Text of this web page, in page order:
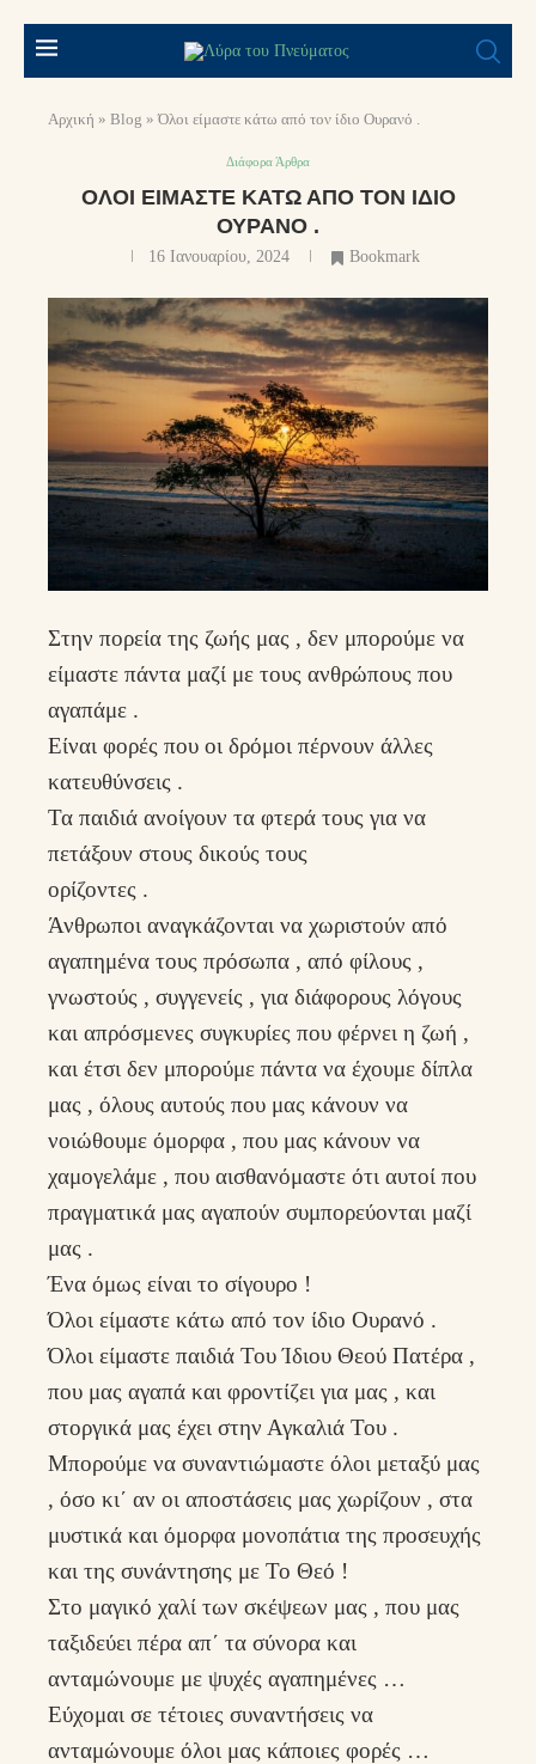
Αρχική » Blog »Όλοι είμαστε κάτω από τον ίδιο Ουρανό .
Διάφορα Άρθρα
ΌΛΟΙ ΕΊΜΑΣΤΕ ΚΆΤΩ ΑΠΌ ΤΟΝ ΊΔΙΟ
ΟΥΡΑΝΌ .
16 Ιανουαρίου, 2024 Bookmark
Στην πορεία της ζωής μας , δεν μπορούμε να
είμαστε πάντα μαζί με τους ανθρώπους που
αγαπάμε .
Είναι φορές που οι δρόμοι πέρνουν άλλες
κατευθύνσεις .
Τα παιδιά ανοίγουν τα φτερά τους για να
πετάξουν στους δικούς τους
ορίζοντες .
Άνθρωποι αναγκάζονται να χωριστούν από
αγαπημένα τους πρόσωπα , από φίλους ,
γνωστούς , συγγενείς , για διάφορους λόγους
και απρόσμενες συγκυρίες που φέρνει η ζωή ,
και έτσι δεν μπορούμε πάντα να έχουμε δίπλα
μας , όλους αυτούς που μας κάνουν να
νοιώθουμε όμορφα , που μας κάνουν να
χαμογελάμε , που αισθανόμαστε ότι αυτοί που
πραγματικά μας αγαπούν συμπορεύονται μαζί
μας .
Ένα όμως είναι το σίγουρο !
Όλοι είμαστε κάτω από τον ίδιο Ουρανό .
Όλοι είμαστε παιδιά Του Ίδιου Θεού Πατέρα ,
που μας αγαπά και φροντίζει για μας , και
στοργικά μας έχει στην Αγκαλιά Του .
Μπορούμε να συναντιώμαστε όλοι μεταξύ μας
, όσο κι΄ αν οι αποστάσεις μας χωρίζουν , στα
μυστικά και όμορφα μονοπάτια της προσευχής
και της συνάντησης με Το Θεό !
Στο μαγικό χαλί των σκέψεων μας , που μας
ταξιδεύει πέρα απ΄ τα σύνορα και
ανταμώνουμε με ψυχές αγαπημένες …
Εύχομαι σε τέτοιες συναντήσεις να
ανταμώνουμε όλοι μας κάποιες φορές …